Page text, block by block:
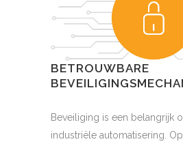
de IEC, de beste in haar om
bliksem te overleven
BETROUWBARE
Beveiliging is een belangrijk
industriële automatisering.